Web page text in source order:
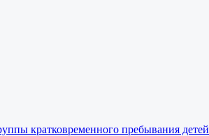
кратковременного пребывания детей